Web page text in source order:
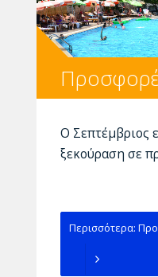
Ο Σεπτέμβριος
ξεκούραση σε
Περισσότερα: